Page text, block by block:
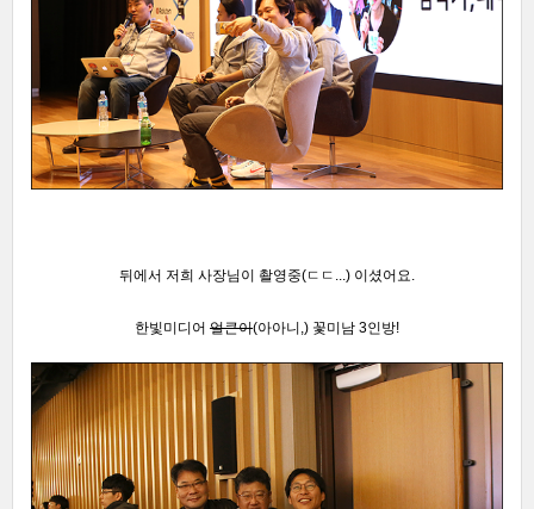
뒤에서 저희 사장님이 촬영중(ㄷㄷ...) 이셨어요.
한빛미디어 얼큰이(아아니,) 꽃미남 3인방!